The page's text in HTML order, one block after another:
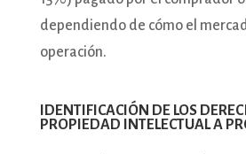
dependiendo de cómo el
operación.
IDENTIFICACIÓN DE LOS
PROPIEDAD INTELECTUAL A